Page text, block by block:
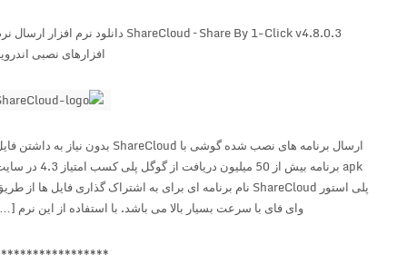
ShareCloud – Share By 1-Click v4.8.0.3 دانلود نرم افزار ارسال نرم
افزارهای نصبی اندروید
ارسال برنامه های نصب شده گوشی با ShareCloud بدون نیاز به داشتن فایل
apk برنامه بیش از 50 میلیون دریافت از گوگل پلی کسب امتیاز 4.3 در سایت
پلی استور ShareCloud نام برنامه ای برای به اشتراک گذاری فایل ها از طریق
وای فای با سرعت بسیار بالا می باشد. با استفاده از این نرم […]
******************